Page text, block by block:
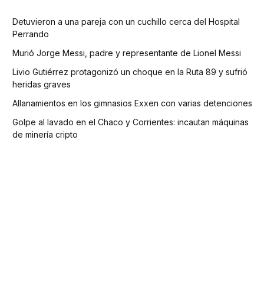
Detuvieron a una pareja con un cuchillo cerca del Hospital
Perrando
Murió Jorge Messi, padre y representante de Lionel Messi
Livio Gutiérrez protagonizó un choque en la Ruta 89 y sufrió
heridas graves
Allanamientos en los gimnasios Exxen con varias detenciones
Golpe al lavado en el Chaco y Corrientes: incautan máquinas
de minería cripto